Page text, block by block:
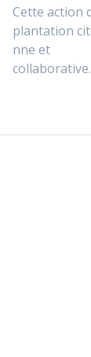
Cette action
plantation
nne et